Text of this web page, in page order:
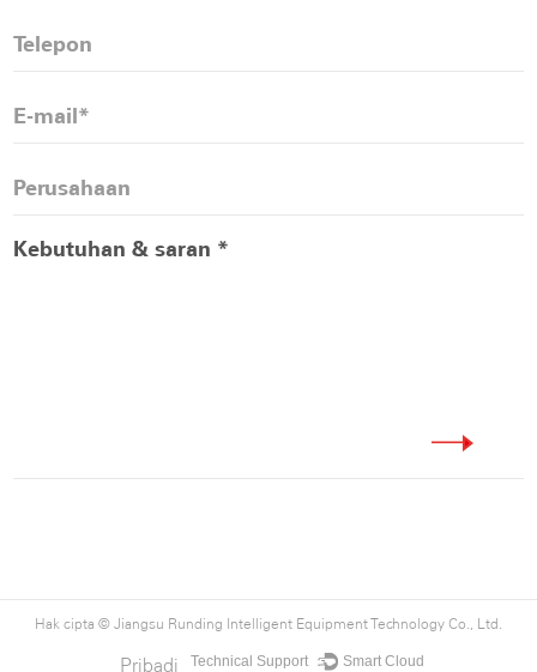
Hak cipta © Jiangsu Runding Intelligent Equipment Technology Co., Ltd.
Pribadi Technical Support ： Smart Cloud